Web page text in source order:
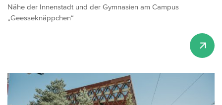
Nähe der Innenstadt und der Gymnasien am Campus
„Geesseknäppchen“